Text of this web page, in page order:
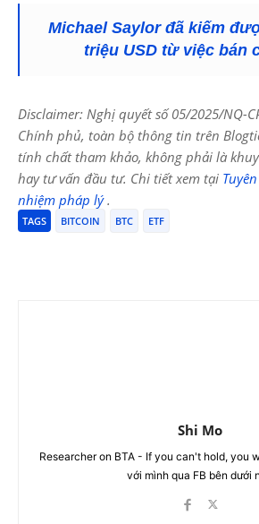
Michael Saylor đã kiếm
triệu USD từ việc bán
Disclaimer: Nghị quyết số 05/2025/NQ-
Chính phủ, toàn bộ thông tin trên
tính chất tham khảo, không phải là
hay tư vấn đầu tư. Chi tiết xem tại
nhiệm pháp lý.
TAGS BITCOIN BTC ETF
Shi Mo
Researcher on BTA - If you can't hold, you
với mình qua FB bên dưới